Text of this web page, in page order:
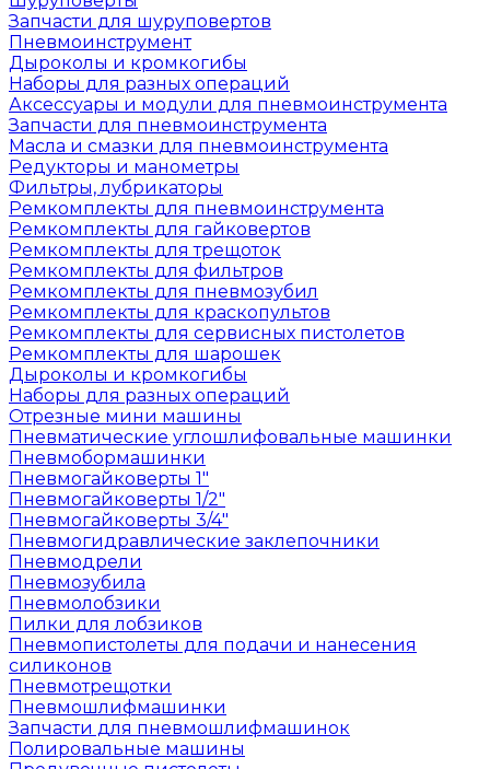
Запчасти для шуруповертов
Пневмоинструмент
Дыроколы и кромкогибы
Наборы для разных операций
Аксессуары и модули для пневмоинструмента
Запчасти для пневмоинструмента
Масла и смазки для пневмоинструмента
Редукторы и манометры
Фильтры, лубрикаторы
Ремкомплекты для пневмоинструмента
Ремкомплекты для гайковертов
Ремкомплекты для трещоток
Ремкомплекты для фильтров
Ремкомплекты для пневмозубил
Ремкомплекты для краскопультов
Ремкомплекты для сервисных пистолетов
Ремкомплекты для шарошек
Дыроколы и кромкогибы
Наборы для разных операций
Отрезные мини машины
Пневматические углошлифовальные машинки
Пневмобормашинки
Пневмогайковерты 1"
Пневмогайковерты 1/2"
Пневмогайковерты 3/4"
Пневмогидравлические заклепочники
Пневмодрели
Пневмозубила
Пневмолобзики
Пилки для лобзиков
Пневмопистолеты для подачи и нанесения
силиконов
Пневмотрещотки
Пневмошлифмашинки
Запчасти для пневмошлифмашинок
Полировальные машины